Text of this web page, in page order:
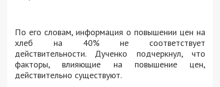
По его словам, информация о повышении цен на
хлеб на 40% не соответствует
действительности. Дученко подчеркнул, что
факторы, влияющие на повышение цен,
действительно существуют.